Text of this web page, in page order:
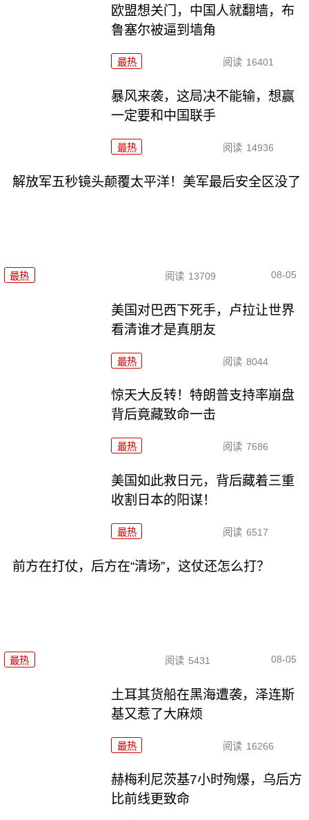
欧盟想关门，中国人就翻墙，布
鲁塞尔被逼到墙角
最热 阅读 16401
暴风来袭，这局决不能输，想赢
一定要和中国联手
最热 阅读 14936
解放军五秒镜头颠覆太平洋！美军最后安全区没了
最热 阅读 13709 08-05
美国对巴西下死手，卢拉让世界
看清谁才是真朋友
最热 阅读 8044
惊天大反转！特朗普支持率崩盘
背后竟藏致命一击
最热 阅读 7686
美国如此救日元，背后藏着三重
收割日本的阳谋！
最热 阅读 6517
前方在打仗，后方在“清场”，这仗还怎么打？
最热 阅读 5431 08-05
土耳其货船在黑海遭袭，泽连斯
基又惹了大麻烦
最热 阅读 16266
赫梅利尼茨基7小时殉爆，乌后方
比前线更致命